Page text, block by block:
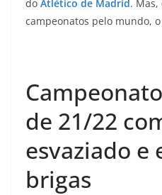
do Atlético de Madrid. Mas,
campeonatos pelo mundo,
de 21/22
esvaziado e
brigas